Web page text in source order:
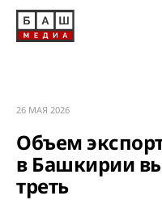
26 МАЯ 2026
Объем
в Башкирии
треть